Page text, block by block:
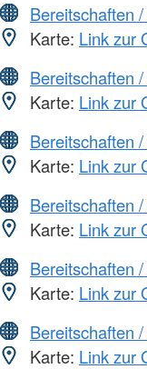
Bereitschaften
Karte: Link zur
Bereitschaften
Karte: Link zur
Bereitschaften
Karte: Link zur
Bereitschaften
Karte: Link zur
Bereitschaften
Karte: Link zur
Bereitschaften
Karte: Link zur